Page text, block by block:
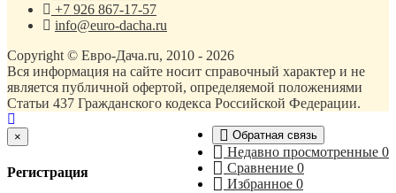
+7 926 867-17-57
info@euro-dacha.ru
Copyright © Евро-Дача.ru, 2010 - 2026
Вся информация на сайте носит справочный характер и не
является публичной офертой, определяемой положениями
Статьи 437 Гражданского кодекса Российской Федерации.
Обратная связь
Недавно просмотренные 0
Сравнение 0
Избранное 0
×
Регистрация